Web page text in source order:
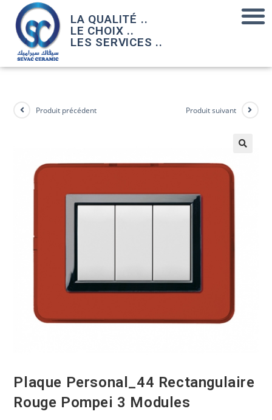
LA QUALITÉ ..
LE CHOIX ..
LES SERVICES ..
Produit précédent Produit suivant
Plaque Personal_44 Rectangulaire
Rouge Pompei 3 Modules